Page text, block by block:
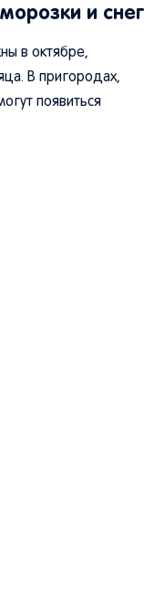
и снег
в октябре,
В пригородах,
появиться